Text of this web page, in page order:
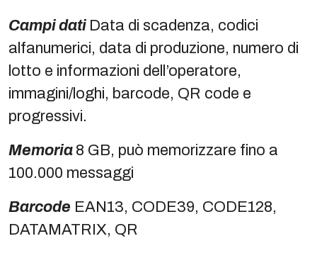
Campi dati Data di scadenza, codici
alfanumerici, data di produzione, numero di
lotto e informazioni dell’operatore,
immagini/loghi, barcode, QR code e
progressivi.
Memoria 8 GB, può memorizzare fino a
100.000 messaggi
Barcode EAN13, CODE39, CODE128,
DATAMATRIX, QR